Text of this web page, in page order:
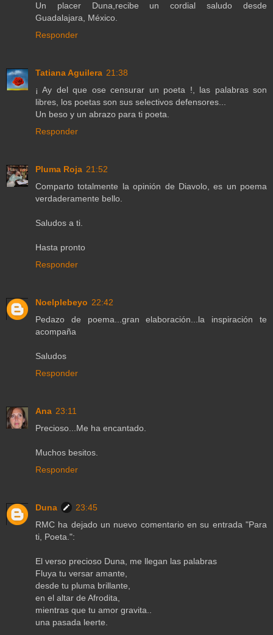
Un placer Duna,recibe un cordial saludo desde
Guadalajara, México.
Responder
Tatiana Aguilera 21:38
¡ Ay del que ose censurar un poeta !, las palabras son
libres, los poetas son sus selectivos defensores...
Un beso y un abrazo para ti poeta.
Responder
Pluma Roja 21:52
Comparto totalmente la opinión de Diavolo, es un poema
verdaderamente bello.
Saludos a ti.
Hasta pronto
Responder
Noelplebeyo 22:42
Pedazo de poema...gran elaboración...la inspiración te
acompaña
Saludos
Responder
Ana 23:11
Precioso...Me ha encantado.
Muchos besitos.
Responder
Duna
23:45
RMC ha dejado un nuevo comentario en su entrada "Para
ti, Poeta.":
El verso precioso Duna, me llegan las palabras
Fluya tu versar amante,
desde tu pluma brillante,
en el altar de Afrodita,
mientras que tu amor gravita..
una pasada leerte.